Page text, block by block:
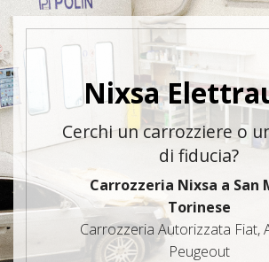
Nixsa
Cerchi un carrozziere o
di fiducia?
Carrozzeria Nixsa a San
Torinese
Carrozzeria Autorizzata Fiat,
Peugeout